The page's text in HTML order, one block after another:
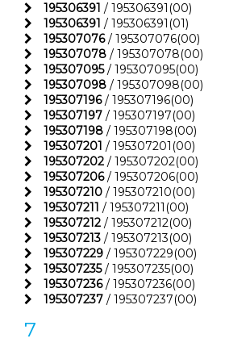
195306391 / 195306391(00)
195306391 / 195306391(01)
195307076/ 195307076(00)
195307078 / 195307078(00)
195307095/ 195307095(00)
195307098 / 195307098(00)
195307196/ 195307196(00)
195307197 / 195307197(00)
195307198 / 195307198(00)
195307201 / 195307201(00)
195307202 / 195307202(00)
195307206/ 195307206(00)
195307210 / 195307210(00)
195307211 / 195307211(00)
195307212 / 195307212(00)
195307213 / 195307213(00)
195307229 / 195307229(00)
195307235/ 195307235(00)
195307236/ 195307236(00)
195307237 / 195307237(00)
7